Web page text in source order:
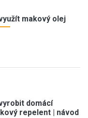
makový olej
domácí
repelent | návod